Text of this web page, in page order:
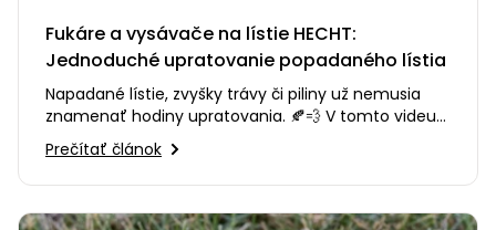
Fukáre a vysávače na lístie HECHT:
Jednoduché upratovanie popadaného lístia
Napadané lístie, zvyšky trávy či piliny už nemusia
znamenať hodiny upratovania. 🍂💨 V tomto videu
vám predstavíme fukáre…
Prečítať článok